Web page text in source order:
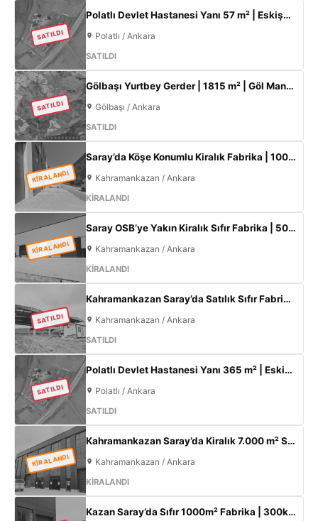
SATILDI
Polatlı Devlet Hastanesi Yanı 57 m² | Eskişehir Yolu Cepheli | Ticari+Konut İmarlı Arsa
Polatlı / Ankara
SATILDI
SATILDI
Gölbaşı Yurtbey Gerder | 1815 m² | Göl Manzaralı | TOKİ Yakını Yatırımlık Arazi
Gölbaşı / Ankara
SATILDI
KİRALANDI
Saray’da Köşe Konumlu Kiralık Fabrika | 1000 m² Kapalı Alan | 3 Kat Ofis | 100 kW
Kahramankazan / Ankara
KİRALANDI
KİRALANDI
Saray OSB’ye Yakın Kiralık Sıfır Fabrika | 500 m² Kapalı Alan | 60 kW Elektrik | Müstakil
Kahramankazan / Ankara
KİRALANDI
SATILDI
Kahramankazan Saray’da Satılık Sıfır Fabrika | 11 m Tavan | 200 KW
Kahramankazan / Ankara
SATILDI
SATILDI
Polatlı Devlet Hastanesi Yanı 365 m² | Eskişehir Yolu Cepheli | Ticari+Konut İmarlı Arsa
Polatlı / Ankara
SATILDI
KİRALANDI
Kahramankazan Saray’da Kiralık 7.000 m² Sıfır Fabrika | 2.000 m² Açık Alan | 300 KW
Kahramankazan / Ankara
KİRALANDI
Kazan Saray’da Sıfır 1000m² Fabrika | 300kW Enerji + 120m² Ofis